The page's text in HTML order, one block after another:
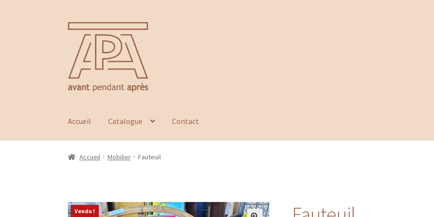
Aller
navigation
Aller
contenu
Accueil Catalogue Contact
Accueil Mobilier Fauteuil
Vendu !